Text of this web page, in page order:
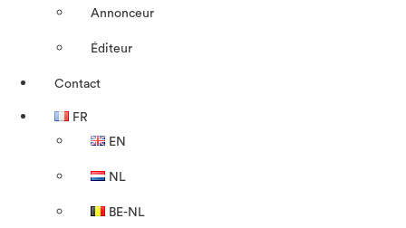
Annonceur
Éditeur
Contact
FR
EN
NL
BE-NL